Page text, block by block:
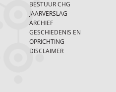
BESTUUR CHG
JAARVERSLAG
ARCHIEF
GESCHIEDENIS EN
OPRICHTING
DISCLAIMER